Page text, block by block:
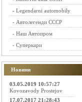
- Legendarni automobily
- Автолегенди СССР
- Наш Автопром
- Суперкари
Новини
03.05.2019 10:57:27
Kovozavody Prostejov
17.07.2017 21:28:43